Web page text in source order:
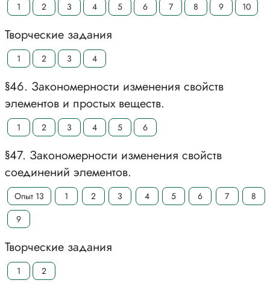
1 2 3 4 5 6 7 8 9 10
Творческие задания
1 2 3 4
§46. Закономерности изменения свойств
элементов и простых веществ.
1 2 3 4 5 6
§47. Закономерности изменения свойств
соединений элементов.
Опыт 13 1 2 3 4 5 6 7
8
9
Творческие задания
1 2